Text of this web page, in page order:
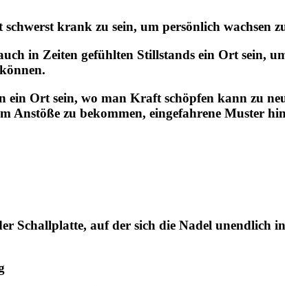
krank zu sein, um persönlich wachsen
in Zeiten gefühlten Stillstands ein Ort sein,
Ort sein, wo man Kraft schöpfen kann zu
Anstöße zu bekommen, eingefahrene Muster
Schallplatte, auf der sich die Nadel unendlich in